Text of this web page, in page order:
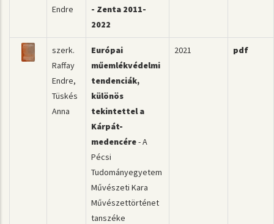
Endre
- Zenta 2011-
2022
szerk.
Raffay
Endre,
Tüskés
Anna
Európai
műemlékvédelmi
tendenciák,
különös
tekintettel a
Kárpát-
medencére- A
Pécsi
Tudományegyetem
Művészeti Kara
Művészettörténet
tanszéke
2021 pdf